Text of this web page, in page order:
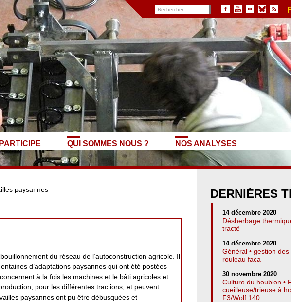
QUI SOMMES NOUS ? NOS ANALYSES
paysannes
du réseau de l’autoconstruction agricole. Il
d’adaptations paysannes qui ont été postées
à la fois les machines et le bâti agricoles et
pour les différentes tractions, et peuvent
paysannes ont pu être débusquées et
DERNIÈRES
14 décembre 2020
Désherbage
tracté
14 décembre 2020
Général • gestion
rouleau faca
30 novembre 2020
Culture du houblon •
cueilleuse/trieuse à
F3/Wolf 140